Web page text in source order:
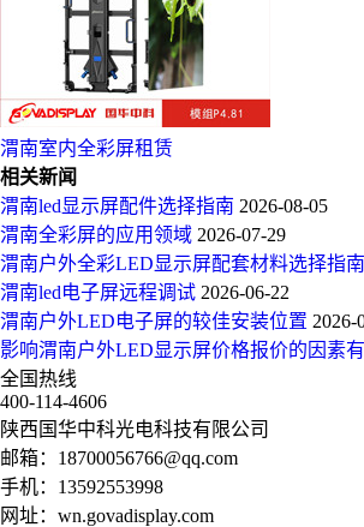
渭南室内全彩屏租赁
相关新闻
渭南led显示屏配件选择指南 2026-08-05
渭南全彩屏的应用领域 2026-07-29
渭南户外全彩LED显示屏配套材料选择指南
渭南led电子屏远程调试 2026-06-22
渭南户外LED电子屏的较佳安装位置 2026-
影响渭南户外LED显示屏价格报价的因素
全国热线
400-114-4606
陕西国华中科光电科技有限公司
邮箱： 18700056766@qq.com
手机： 13592553998
网址： wn.govadisplay.com